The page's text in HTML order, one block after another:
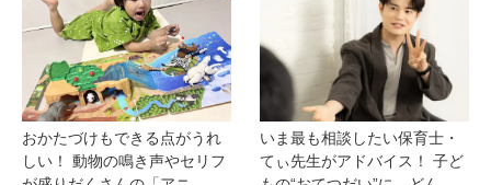
おかたづけもできる点がうれ
しい！ 動物の鳴き声やセリフ
いま最も相談したい保育士・
てぃ先生がアドバイス！ 子ど